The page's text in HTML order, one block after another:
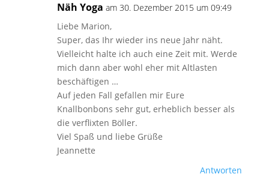
Näh Yoga am 30. Dezember 2015 um 09:49
Liebe Marion,
Super, das Ihr wieder ins neue Jahr näht.
Vielleicht halte ich auch eine Zeit mit. Werde
mich dann aber wohl eher mit Altlasten
beschäftigen …
Auf jeden Fall gefallen mir Eure
Knallbonbons sehr gut, erheblich besser als
die verflixten Böller.
Viel Spaß und liebe Grüße
Jeannette
Antworten